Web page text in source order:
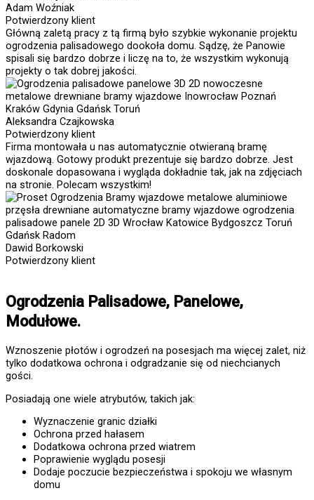
Adam Woźniak
Potwierdzony klient
Główną zaletą pracy z tą firmą było szybkie wykonanie projektu
ogrodzenia palisadowego dookoła domu. Sądzę, że Panowie
spisali się bardzo dobrze i liczę na to, że wszystkim wykonują
projekty o tak dobrej jakości.
Aleksandra Czajkowska
Potwierdzony klient
Firma montowała u nas automatycznie otwieraną bramę
wjazdową. Gotowy produkt prezentuje się bardzo dobrze. Jest
doskonale dopasowana i wygląda dokładnie tak, jak na zdjęciach
na stronie. Polecam wszystkim!
Dawid Borkowski
Potwierdzony klient
Ogrodzenia Palisadowe, Panelowe,
Modułowe.
Wznoszenie płotów i ogrodzeń na posesjach ma więcej zalet, niż
tylko dodatkowa ochrona i odgradzanie się od niechcianych
gości.
Posiadają one wiele atrybutów, takich jak:
Wyznaczenie granic działki
Ochrona przed hałasem
Dodatkowa ochrona przed wiatrem
Poprawienie wyglądu posesji
Dodaje poczucie bezpieczeństwa i spokoju we własnym
domu